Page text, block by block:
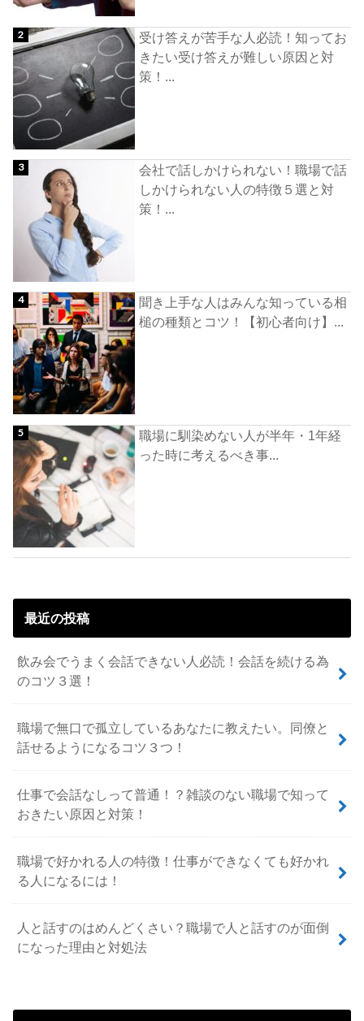
受け答えが苦手な人必読！知ってお
きたい受け答えが難しい原因と対
策！...
会社で話しかけられない！職場で話
しかけられない人の特徴５選と対
策！...
聞き上手な人はみんな知っている相
槌の種類とコツ！【初心者向け】...
職場に馴染めない人が半年・1年経
った時に考えるべき事...
最近の投稿
飲み会でうまく会話できない人必読！会話を続ける為
のコツ３選！
職場で無口で孤立しているあなたに教えたい。同僚と
話せるようになるコツ３つ！
仕事で会話なしって普通！？雑談のない職場で知って
おきたい原因と対策！
職場で好かれる人の特徴！仕事ができなくても好かれ
る人になるには！
人と話すのはめんどくさい？職場で人と話すのが面倒
になった理由と対処法